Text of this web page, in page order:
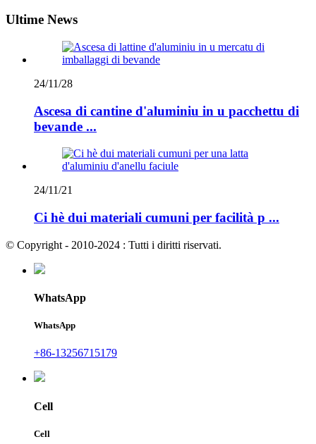
Ultime News
24/11/28
Ascesa di cantine d'aluminiu in u pacchettu di
bevande ...
24/11/21
Ci hè dui materiali cumuni per facilità p ...
© Copyright - 2010-2024 : Tutti i diritti riservati.
WhatsApp
WhatsApp
+86-13256715179
Cell
Cell